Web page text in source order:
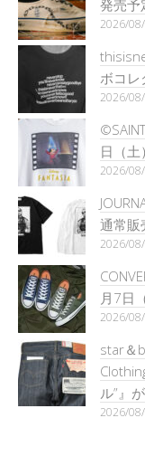
発売予
2026/
ボコ
2026/
日（土
2026/
通常販
2026/
月7日
2026/
star＆
ル”』
2026/